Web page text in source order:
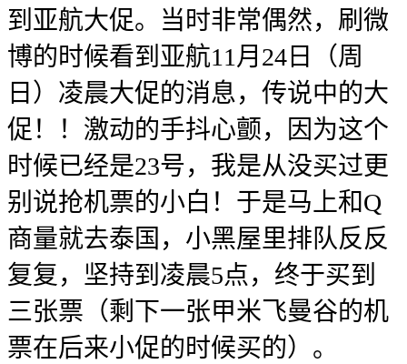
到亚航大促。当时非常偶然，刷微
博的时候看到亚航11月24日（周
日）凌晨大促的消息，传说中的大
促！！激动的手抖心颤，因为这个
时候已经是23号，我是从没买过更
别说抢机票的小白！于是马上和Q
商量就去泰国，小黑屋里排队反反
复复，坚持到凌晨5点，终于买到
三张票（剩下一张甲米飞曼谷的机
票在后来小促的时候买的）。